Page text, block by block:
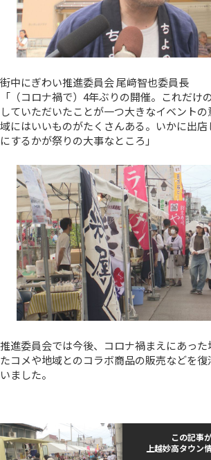
街中にぎわい推進委員会 尾﨑智也委員長
「（コロナ禍で）4年ぶりの開催。これだけ
していただいたことが一つ大きなイベント
域にはいいものがたくさんある。いかに出
にするかが祭りの大事なところ」
推進委員会では今後、コロナ禍まえにあっ
たコメや地域とのコラボ商品の販売などを
いました。
この記事
上越妙高タウン